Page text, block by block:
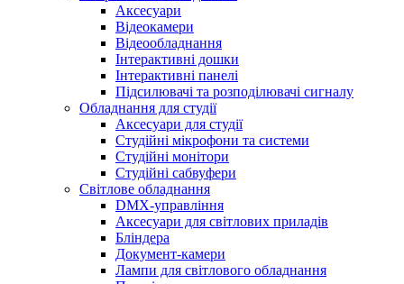
Аксесуари
Відеокамери
Відеообладнання
Інтерактивні дошки
Інтерактивні панелі
Підсилювачі та розподілювачі сигналу
Обладнання для студії
Аксесуари для студії
Студійні мікрофони та системи
Студійні монітори
Студійні сабвуфери
Світлове обладнання
DMX-управління
Аксесуари для світлових приладів
Бліндера
Документ-камери
Лампи для світлового обладнання